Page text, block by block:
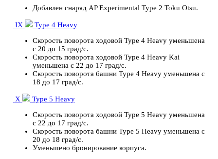
Добавлен снаряд AP Experimental Type 2 Toku Otsu.
IX
Type 4 Heavy
Скорость поворота ходовой Type 4 Heavy уменьшена
с 20 до 15 град/с.
Скорость поворота ходовой Type 4 Heavy Kai
уменьшена с 22 до 17 град/с.
Скорость поворота башни Type 4 Heavy уменьшена с
18 до 17 град/с.
X
Type 5 Heavy
Скорость поворота ходовой Type 5 Heavy уменьшена
с 22 до 17 град/с.
Скорость поворота башни Type 5 Heavy уменьшена с
20 до 18 град/с.
Уменьшено бронирование корпуса.